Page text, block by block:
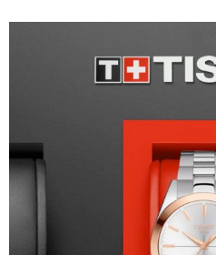
die jedem Lebensstil,